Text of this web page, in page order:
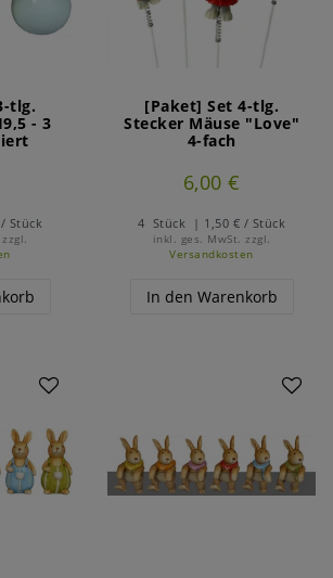
tlg.
- 3
Stück
zzgl.
[Paket] Set 4-tlg.
Stecker Mäuse "Love"
4-fach
6,00 €
4 Stück | 1,50 € / Stück
inkl. ges. MwSt. zzgl.
Versandkosten
In den Warenkorb